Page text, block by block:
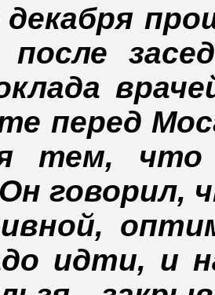
после
перед
тем,
говорил,
идти, и